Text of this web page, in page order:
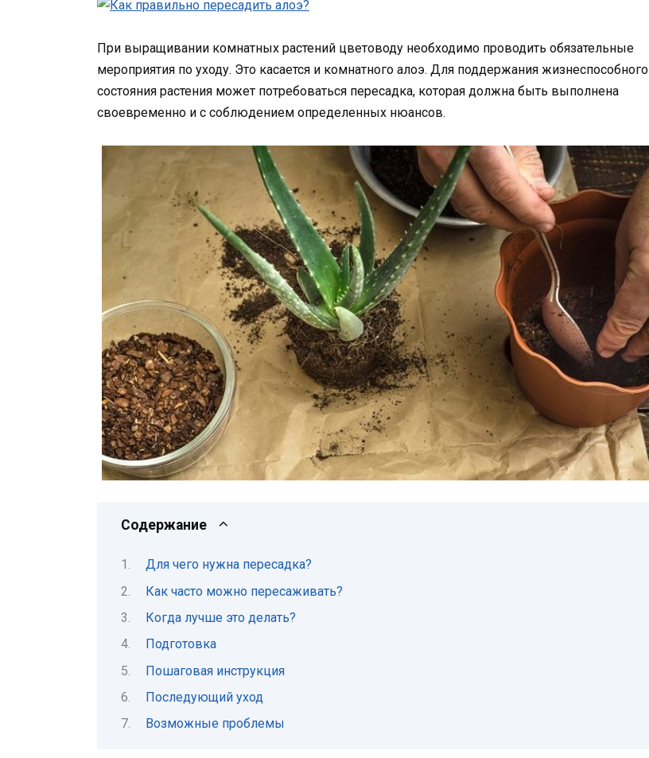
При выращивании комнатных растений цветоводу необходимо проводить обязательные
мероприятия по уходу. Это касается и комнатного алоэ. Для поддержания жизнеспособного
состояния растения может потребоваться пересадка, которая должна быть выполнена
своевременно и с соблюдением определенных нюансов.
Содержание
Для чего нужна пересадка?
Как часто можно пересаживать?
Когда лучше это делать?
Подготовка
Пошаговая инструкция
Последующий уход
Возможные проблемы